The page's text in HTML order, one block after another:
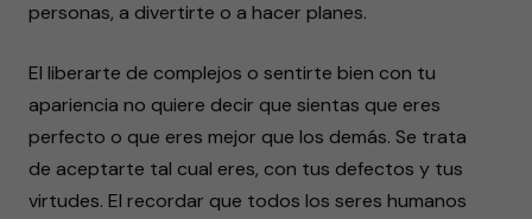
personas, a divertirte o a hacer planes.
El liberarte de complejos o sentirte bien con tu
apariencia no quiere decir que sientas que eres
perfecto o que eres mejor que los demás. Se trata
de aceptarte tal cual eres, con tus defectos y tus
virtudes. El recordar que todos los seres humanos